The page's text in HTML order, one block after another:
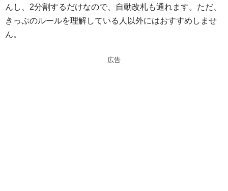
んし、2分割するだけなので、自動改札も通れます。ただ、
きっぷのルールを理解している人以外にはおすすめしませ
ん。
広告